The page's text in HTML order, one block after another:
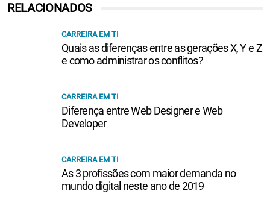
RELACIONADOS
CARREIRA EM TI
Quais as diferenças entre as gerações X, Y e Z
e como administrar os conflitos?
CARREIRA EM TI
Diferença entre Web Designer e Web
Developer
CARREIRA EM TI
As 3 profissões com maior demanda no
mundo digital neste ano de 2019